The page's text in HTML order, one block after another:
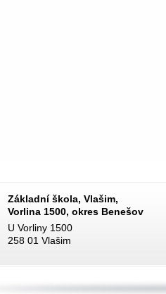
Základní škola, Vlašim,
Vorlina 1500, okres Benešov
U Vorliny 1500
258 01 Vlašim